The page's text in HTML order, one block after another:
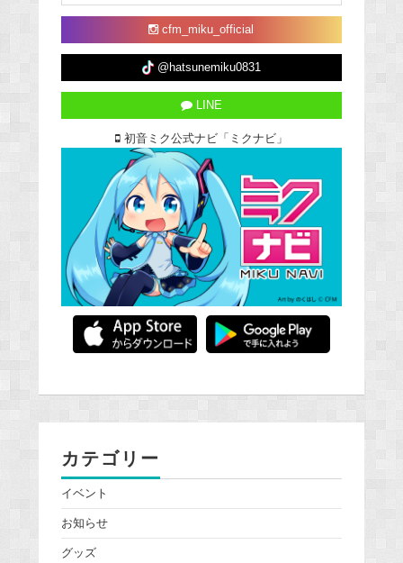
cfm_miku_official
@hatsunemiku0831
LINE
初音ミク公式ナビ「ミクナビ」
カテゴリー
イベント
お知らせ
グッズ